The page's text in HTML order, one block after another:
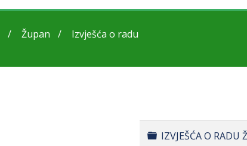
Župan Izvješća o radu
Folder
IZVJEŠĆA O RADU